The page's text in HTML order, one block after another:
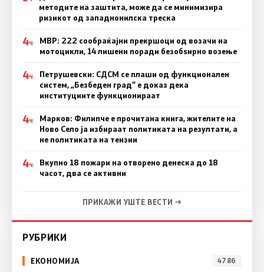
методите на заштита, може да се минимизира
ризикот од западнонилска треска
4Ч
МВР: 222 сообраќајни прекршоци од возачи на
мотоцикли, 14 лишени поради безобѕирно возење
4Ч
Петрушевски: СДСМ се плаши од функционален
систем, „Безбеден град“ е доказ дека
институциите функционираат
4Ч
Марков: Филипче е прочитана книга, жителите на
Ново Село ја избираат политиката на резултати, а
не политиката на тензии
4Ч
Вкупно 18 пожари на отворено денеска до 18
часот, два се активни
ПРИКАЖИ УШТЕ ВЕСТИ →
РУБРИКИ
ЕКОНОМИЈА 4786